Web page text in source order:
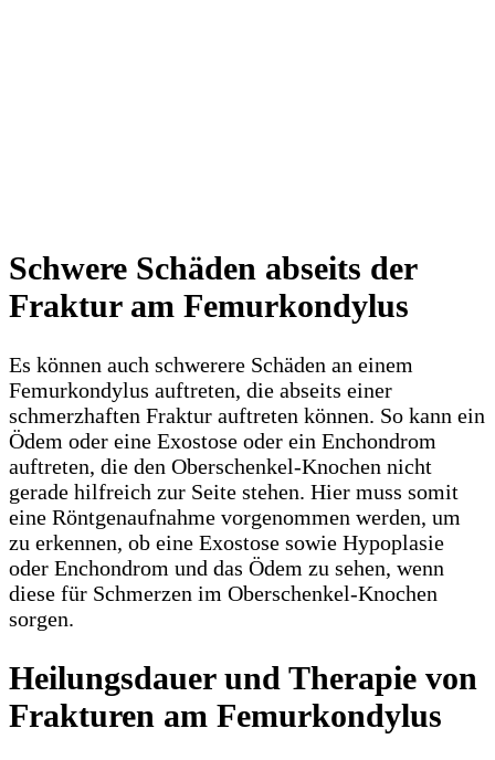
Schwere Schäden abseits der
Fraktur am Femurkondylus
Es können auch schwerere Schäden an einem
Femurkondylus auftreten, die abseits einer
schmerzhaften Fraktur auftreten können. So kann ein
Ödem oder eine Exostose oder ein Enchondrom
auftreten, die den Oberschenkel-Knochen nicht
gerade hilfreich zur Seite stehen. Hier muss somit
eine Röntgenaufnahme vorgenommen werden, um
zu erkennen, ob eine Exostose sowie Hypoplasie
oder Enchondrom und das Ödem zu sehen, wenn
diese für Schmerzen im Oberschenkel-Knochen
sorgen.
Heilungsdauer und Therapie von
Frakturen am Femurkondylus